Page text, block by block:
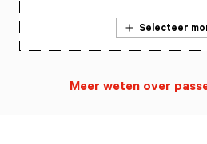
Selecteer
Meer weten over